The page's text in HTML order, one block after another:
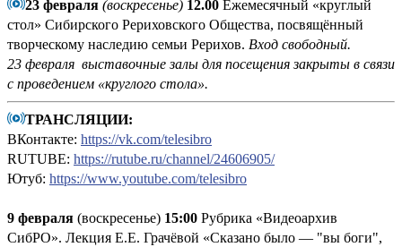
23 февраля (воскресенье) 12.00 Ежемесячный «круглый
стол» Сибирского Рериховского Общества, посвящённый
творческому наследию семьи Рерихов. Вход свободный.
23 февраля выставочные залы для посещения закрыты в связи
с проведением «круглого стола».
ТРАНСЛЯЦИИ:
ВКонтакте: https://vk.com/telesibro
RUTUBE: https://rutube.ru/channel/24606905/
Ютуб: https://www.youtube.com/telesibro
9 февраля (воскресенье) 15:00 Рубрика «Видеоархив
СибРО». Лекция Е.Е. Грачёвой «Сказано было — "вы боги",